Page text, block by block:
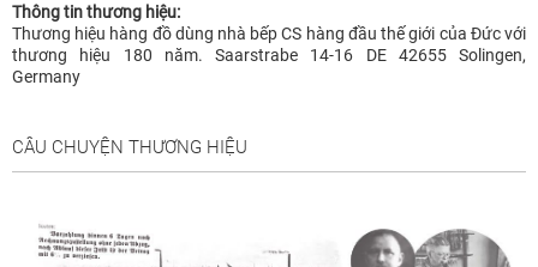
Thông tin thương hiệu:
Thương hiệu hàng đồ dùng nhà bếp CS hàng đầu thế giới của Đức với
thương hiệu 180 năm. Saarstrabe 14-16 DE 42655 Solingen,
Germany
CÂU CHUYỆN THƯƠNG HIỆU